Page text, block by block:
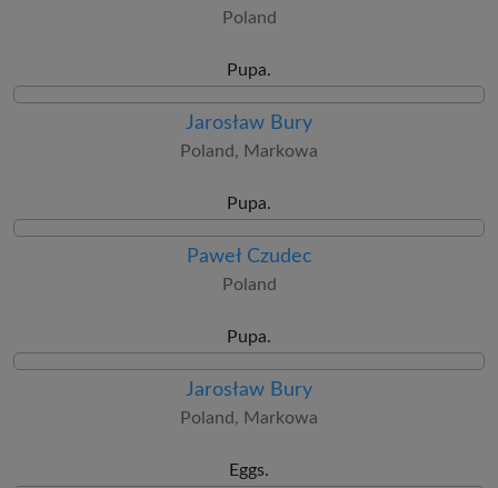
Poland
Pupa.
Jarosław Bury
Poland, Markowa
Pupa.
Paweł Czudec
Poland
Pupa.
Jarosław Bury
Poland, Markowa
Eggs.